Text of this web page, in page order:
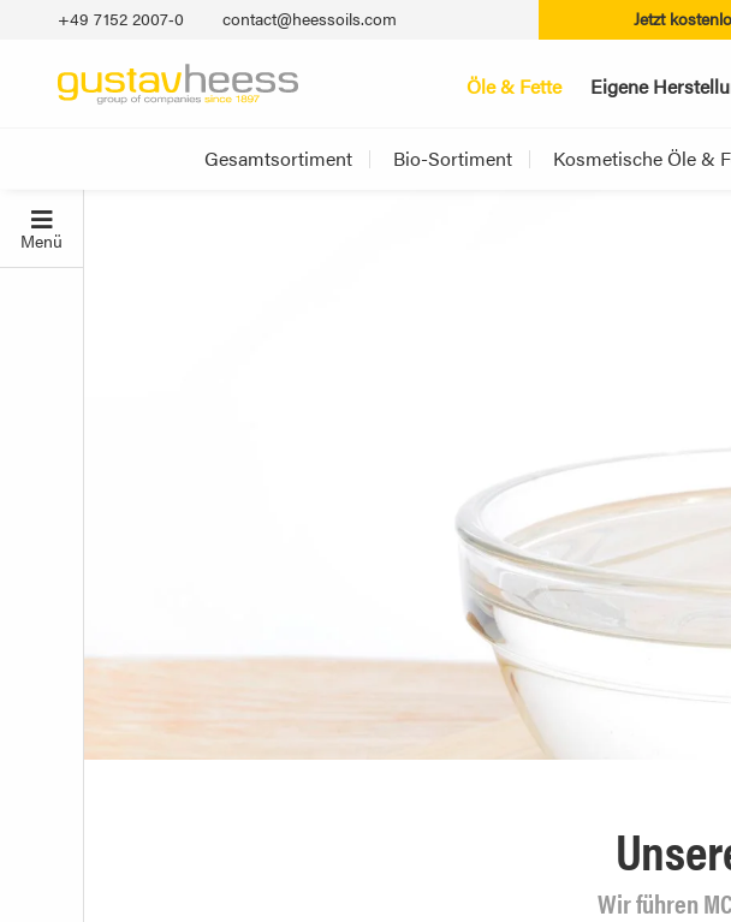
Jetzt
+49 7152 2007‐0 contact@heessoils.com
Öle & Fette Eigene
Gesamtsortiment Bio-Sortiment Kosmetische Öle &
Menü
Wir führen